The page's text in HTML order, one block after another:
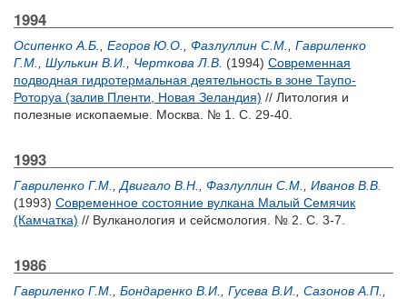
1994
Осипенко А.Б. Егоров Ю.О. Фазлуллин С.М.
Гавриленко
Г.М.
Шулькин В.И. Черткова Л.В. (1994) Современная
подводная гидротермальная деятельность в зоне Таупо-
Роторуа (залив Пленти, Новая Зеландия) // Литология и
полезные ископаемые. Москва. № 1. С. 29-40.
1993
Гавриленко Г.М. Двигало В.Н. Фазлуллин С.М.
Иванов В.В.
(1993) Современное состояние вулкана Малый Семячик
(Камчатка) // Вулканология и сейсмология. № 2. С. 3-7.
1986
Гавриленко Г.М. Бондаренко В.И. Гусева В.И. Сазонов А.П.